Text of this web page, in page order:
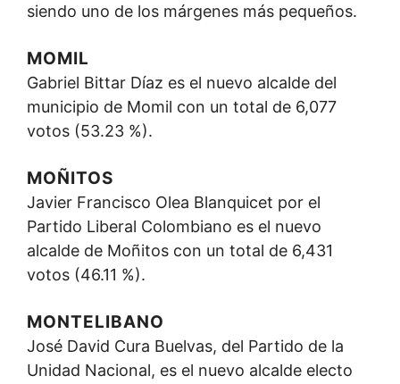
siendo uno de los márgenes más pequeños.
MOMIL
Gabriel Bittar Díaz es el nuevo alcalde del
municipio de Momil con un total de 6,077
votos (53.23 %).
MOÑITOS
Javier Francisco Olea Blanquicet por el
Partido Liberal Colombiano es el nuevo
alcalde de Moñitos con un total de 6,431
votos (46.11 %).
MONTELIBANO
José David Cura Buelvas, del Partido de la
Unidad Nacional, es el nuevo alcalde electo